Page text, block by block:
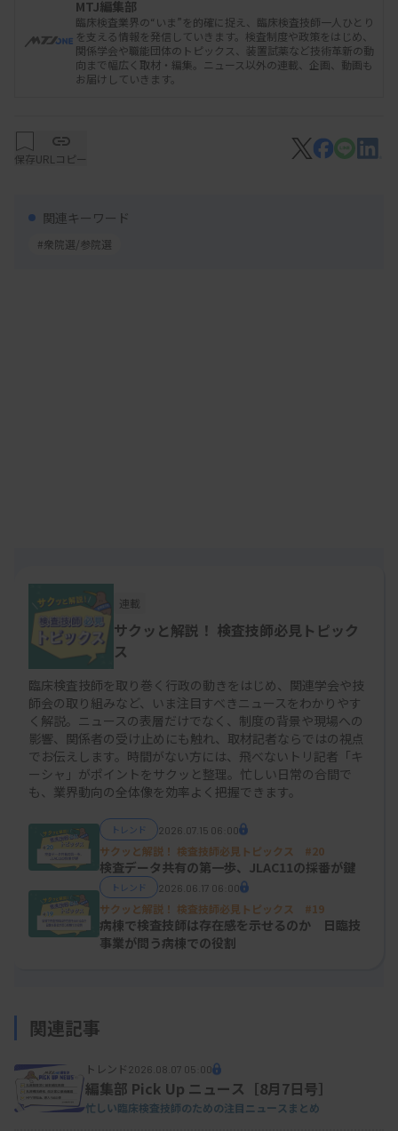
医療現場のルールや仕組みは、主に厚生労働省の審
議会での議論を踏まえて法案がまとまり、与党内の
審査を経て、国会で審議し成立する流れが基本で
能団体を代表する国会議員との濃密な調整が行われ
ており、彼らを通じて、各団体の思惑が色濃く反映
な専門職が複雑に支え合っている医療業界では特
に、それぞれの主張を代弁する与党の国会議員によ
「1票投じたか」を調査へ
日技連は今回の参院選で、独自候補を出せませんで
したが、全国47都道府県技師会の協力を得ながら、
それぞれの会員が参院選投票に出向いたかを調べる
方針です。7万人を超える会員のうち、どの程度の
会員が国政選挙で1票を投じたかの実態は、潜在的
な選挙態勢の可能性を示すバロメーターとなりま
す。3年後の参院選で、臨床検査技師が団結して組
織内候補を擁立できるかの試金石になりそうです。
MTJ編集部
臨床検査業界の“いま”を的確に捉え、臨床検査技師一人ひとり
を支える情報を発信していきます。検査制度や政策をはじめ、
関係学会や職能団体のトピックス、装置試薬など技術革新の動
向まで幅広く取材・編集。ニュース以外の連載、企画、動画も
お届けしていきます。
保存URLコピー
関連キーワード
#衆院選/参院選
連載
サクッと解説！ 検査技師必見トピック
ス
臨床検査技師を取り巻く行政の動きをはじめ、関連学会や技
師会の取り組みなど、いま注目すべきニュースをわかりやす
く解説。ニュースの表層だけでなく、制度の背景や現場への
影響、関係者の受け止めにも触れ、取材記者ならではの視点
でお伝えします。時間がない方には、飛べないトリ記者「キ
ーシャ」がポイントをサクッと整理。忙しい日常の合間で
も、業界動向の全体像を効率よく把握できます。
トレンド 2026.07.15 06:00
サクッと解説！ 検査技師必見トピックス #20
検査データ共有の第一歩、JLAC11の採番が鍵
トレンド 2026.06.17 06:00
サクッと解説！ 検査技師必見トピックス #19
病棟で検査技師は存在感を示せるのか 日臨技
事業が問う病棟での役割
関連記事
トレンド 2026.08.07 05:00
編集部 Pick Up ニュース［8月7日号］
忙しい臨床検査技師のための注目ニュースまとめ